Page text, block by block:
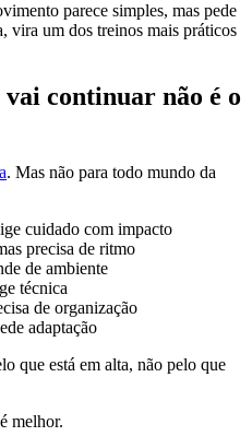
parece simples, mas pede
vira um dos treinos mais práticos
vai continuar não é o
. Mas não para todo mundo da
cuidado com impacto
precisa de ritmo
de ambiente
técnica
de organização
adaptação
que está em alta, não pelo que
melhor.